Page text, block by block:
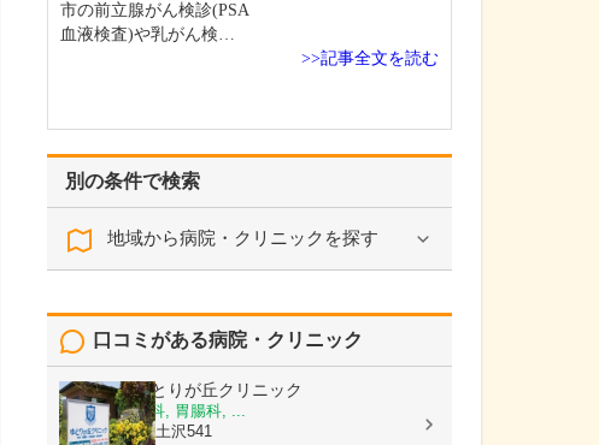
別の条件で検索
地域から病院・クリニックを探す
口コミがある病院・クリニック
医療法人ゆとりが丘クリニック
内科, 呼吸器科, 胃腸科, ...
岩手県滝沢市土沢541
市の前立腺がん検診(PSA
血液検査)や乳がん検…
>>記事全文を読む